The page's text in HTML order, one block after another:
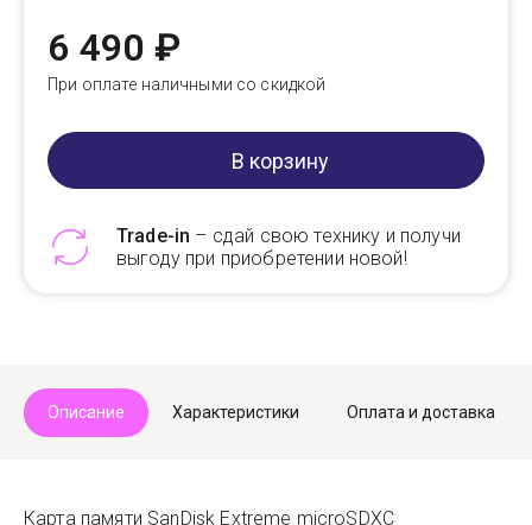
6 490 ₽
При оплате наличными со скидкой
В корзину
Trade-in – сдай свою технику и получи
выгоду при приобретении новой!
Описание Характеристики Оплата и доставка
Карта памяти SanDisk Extreme microSDXC